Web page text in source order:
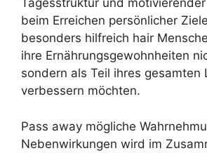
Tagesstruktur und
beim Erreichen persönlicher
besonders hilfreich hair
ihre Ernährungsgewohnheiten
sondern als Teil ihres gesamten
verbessern möchten.
Pass away mögliche
Nebenwirkungen wird im